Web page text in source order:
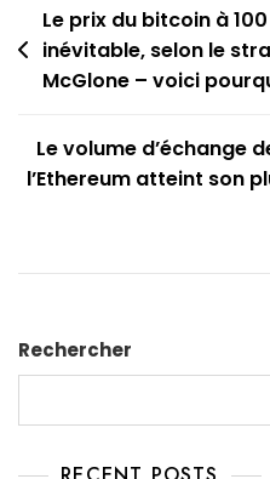
Navigation
de
l’article
Le prix du bitcoin à
inévitable, selon le
McGlone – voici
Le volume d’échange
l’Ethereum atteint son
Rechercher